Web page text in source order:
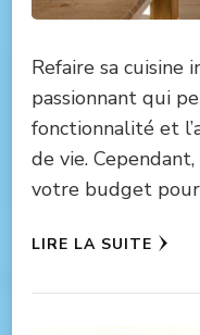
Refaire sa
passionnant qui
fonctionnalité et
de vie.
votre budget
LIRE LA SUITE